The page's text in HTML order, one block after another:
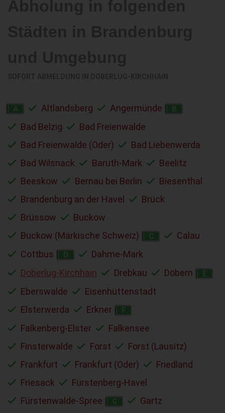
A Altlandsberg Angermünde B
Bad Belzig
Bad Freienwalde
Bad Freienwalde (Oder)
Bad Liebenwerda
Bad Wilsnack
Baruth-Mark
Beelitz
Beeskow
Bernau bei Berlin
Biesenthal
Brandenburg an der Havel
Brück
Brüssow
Buckow
Buckow (Märkische Schweiz)
C
Calau
Cottbus
D
Dahme-Mark
Doberlug-Kirchhain
Drebkau Döbern E
Eberswalde
Eisenhüttenstadt
Elsterwerda
Erkner F
Falkenberg-Elster
Falkensee
Finsterwalde
Forst
Forst (Lausitz)
Frankfurt
Frankfurt (Oder)
Friedland
Friesack
Fürstenberg-Havel
Fürstenwalde-Spree
G Gartz